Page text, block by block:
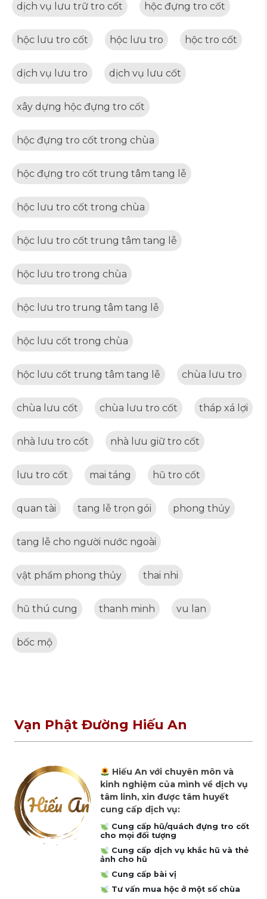
dịch vụ lưu trữ tro cốt hộc đựng tro cốt
hộc lưu tro cốt hộc lưu tro hộc tro cốt
dịch vụ lưu tro dịch vụ lưu cốt
xây dựng hộc đựng tro cốt
hộc đựng tro cốt trong chùa
hộc đựng tro cốt trung tâm tang lễ
hộc lưu tro cốt trong chùa
hộc lưu tro cốt trung tâm tang lễ
hộc lưu tro trong chùa
hộc lưu tro trung tâm tang lễ
hộc lưu cốt trong chùa
hộc lưu cốt trung tâm tang lễ chùa lưu tro
chùa lưu cốt chùa lưu tro cốt tháp xá lợi
nhà lưu tro cốt nhà lưu giữ tro cốt
lưu tro cốt mai táng hũ tro cốt
quan tài tang lễ trọn gói phong thủy
tang lễ cho người nước ngoài
vật phẩm phong thủy thai nhi
hũ thú cưng thanh minh vu lan
bốc mộ
Vạn Phật Đường Hiếu An
Hiếu An với chuyên môn và
kinh nghiệm của mình về dịch vụ
tâm linh, xin được tâm huyết
cung cấp dịch vụ:
Cung cấp hũ/quách đựng tro cốt
cho mọi đối tượng
Cung cấp dịch vụ khắc hũ và thẻ
ảnh cho hũ
Cung cấp bài vị
Tư vấn mua hộc ở một số chùa